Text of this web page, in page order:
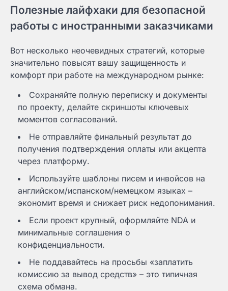
Полезные лайфхаки для безопасной
работы с иностранными заказчиками
Вот несколько неочевидных стратегий, которые
значительно повысят вашу защищенность и
комфорт при работе на международном рынке:
Сохраняйте полную переписку и документы
по проекту, делайте скриншоты ключевых
моментов согласований.
Не отправляйте финальный результат до
получения подтверждения оплаты или акцепта
через платформу.
Используйте шаблоны писем и инвойсов на
английском/испанском/немецком языках –
экономит время и снижает риск недопонимания.
Если проект крупный, оформляйте NDA и
минимальные соглашения о
конфиденциальности.
Не поддавайтесь на просьбы «заплатить
комиссию за вывод средств» – это типичная
схема обмана.